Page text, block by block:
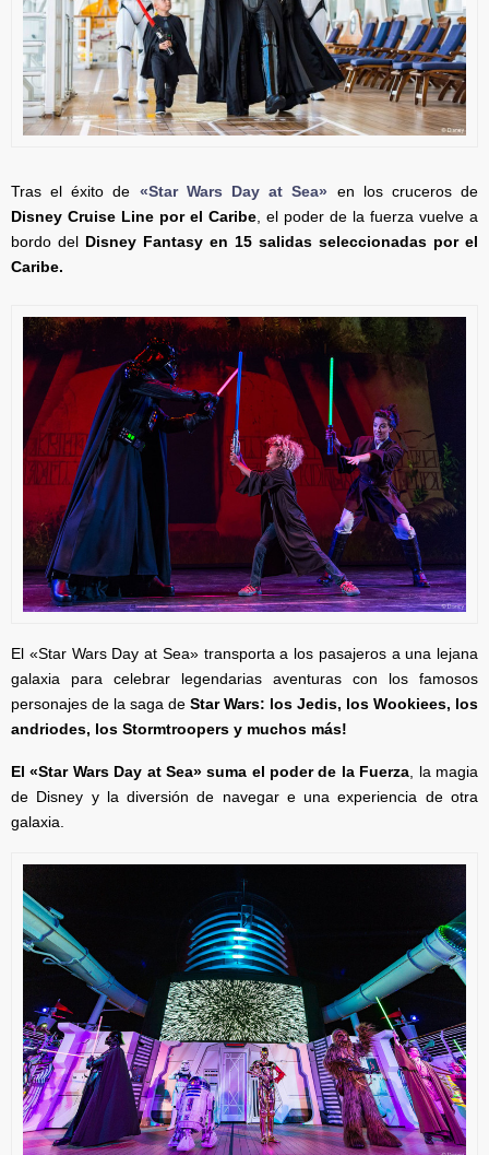
Tras el éxito de «Star Wars Day at Sea» en los cruceros de
Disney Cruise Line por el Caribe , el poder de la fuerza vuelve a
bordo del Disney Fantasy en 15 salidas seleccionadas por el
Caribe.
El «Star Wars Day at Sea» transporta a los pasajeros a una lejana
galaxia para celebrar legendarias aventuras con los famosos
personajes de la saga de Star Wars: los Jedis, los Wookiees, los
andriodes, los Stormtroopers y muchos más!
El «Star Wars Day at Sea» suma el poder de la Fuerza , la magia
de Disney y la diversión de navegar e una experiencia de otra
galaxia.